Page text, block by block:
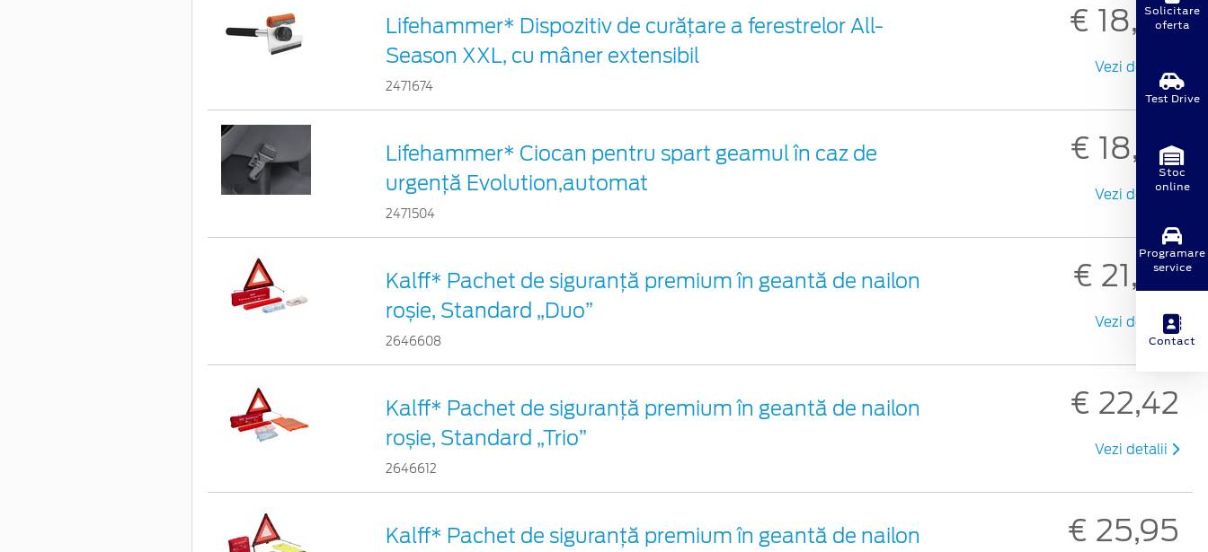
Lifehammer* Dispozitiv de curățare a ferestrelor All-
Season XXL, cu mâner extensibil
2471674
€ 18,30
Vezi detalii
Lifehammer* Ciocan pentru spart geamul în caz de
urgenţă Evolution,automat
2471504
€ 18,98
Vezi detalii
Kalff* Pachet de siguranţă premium în geantă de nailon
roșie, Standard „Duo”
2646608
€ 21,48
Vezi detalii
Kalff* Pachet de siguranţă premium în geantă de nailon
roșie, Standard „Trio”
2646612
€ 22,42
Vezi detalii
Kalff* Pachet de siguranţă premium în geantă de nailon
€ 25,95
Solicitare
oferta
Test Drive
Stoc
online
Programare
service
Contact